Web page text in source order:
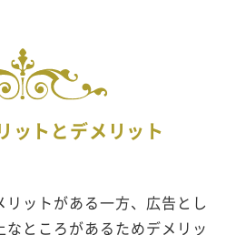
ットとデメリット
ットがある一方、広告とし
ところがあるためデメリッ